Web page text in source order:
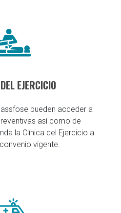
EJERCICIO
pueden acceder a
así como de
la Clínica del Ejercicio a
vigente.